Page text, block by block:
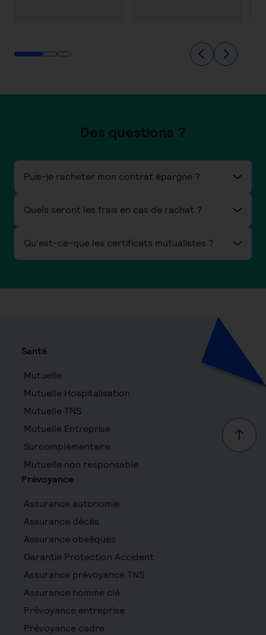
Des questions ?
Puis-je racheter mon contrat épargne ?
Quels seront les frais en cas de rachat ?
Qu'est-ce-que les certificats mutualistes ?
Haut
Santé
Mutuelle
Mutuelle Hospitalisation
Mutuelle TNS
Mutuelle Entreprise
Surcomplémentaire
Mutuelle non responsable
Prévoyance
Assurance autonomie
Assurance décès
Assurance obsèques
Garantie Protection Accident
Assurance prévoyance TNS
Assurance homme clé
Prévoyance entreprise
Prévoyance cadre